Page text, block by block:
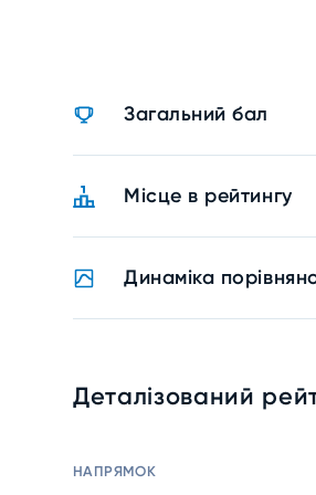
Загальний бал
Місце в рейтингу
Динаміка
Деталізований
НАПРЯМОК